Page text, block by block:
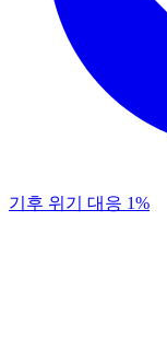
기후 위기 대응 1%